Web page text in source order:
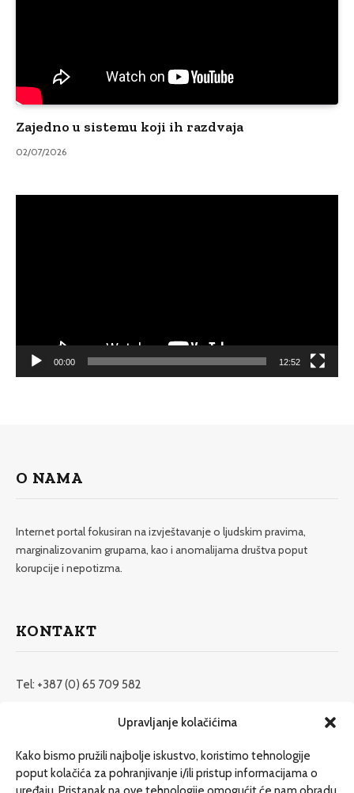
Upravljanje kolačićima
Kako bismo pružili najbolje iskustvo, koristimo tehnologije
poput kolačića za pohranjivanje i/ili pristup informacijama o
Zajedno u sistemu koji ih razdvaja
02/07/2026
00:00 12:52
O NAMA
Internet portal fokusiran na izvještavanje o ljudskim pravima,
marginalizovanim grupama, kao i anomalijama društva poput
korupcije i nepotizma.
KONTAKT
Tel: +387 (0) 65 709 582
redakcija@etrafika.net